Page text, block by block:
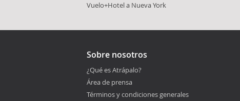
Vuelo+Hotel a Nueva York
Sobre nosotros
¿Qué es Atrápalo?
Área de prensa
Términos y condiciones generales